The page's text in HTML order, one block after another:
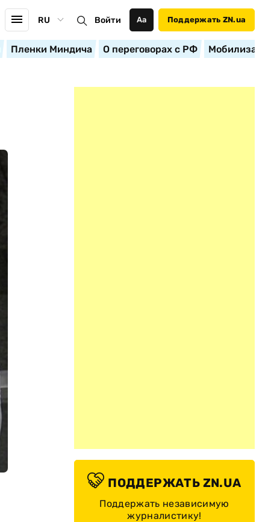
RU Войти Аа Поддержать ZN.ua
Пленки Миндича О переговорах с РФ
ПОДДЕРЖАТЬ ZN.UA
Поддержать независимую
журналистику!